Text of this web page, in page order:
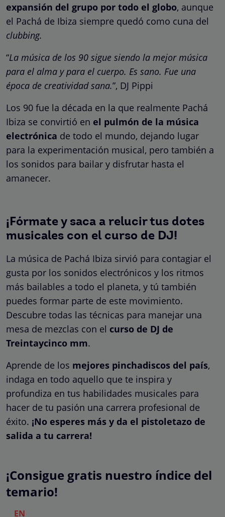
expansión del grupo por todo el globo, aunque
el Pachá de Ibiza siempre quedó como cuna del
clubbing.
“La música de los 90 sigue siendo la mejor música
para el alma y para el cuerpo. Es sano. Fue una
época de creatividad sana.”, DJ Pippi
Los 90 fue la década en la que realmente Pachá
Ibiza se convirtió en el pulmón de la música
electrónica de todo el mundo, dejando lugar
para la experimentación musical, pero también a
los sonidos para bailar y disfrutar hasta el
amanecer.
¡Fórmate y saca a relucir tus dotes
musicales con el curso de DJ!
La música de Pachá Ibiza sirvió para contagiar el
gusta por los sonidos electrónicos y los ritmos
más bailables a todo el planeta, y tú también
puedes formar parte de este movimiento.
Descubre todas las técnicas para manejar una
mesa de mezclas con el curso de DJ de
Treintaycinco mm.
Aprende de los mejores pinchadiscos del país,
indaga en todo aquello que te inspira y
profundiza en tus habilidades musicales para
hacer de tu pasión una carrera profesional de
éxito. ¡No esperes más y da el pistoletazo de
salida a tu carrera!
¡Consigue gratis nuestro índice del
temario!
EN